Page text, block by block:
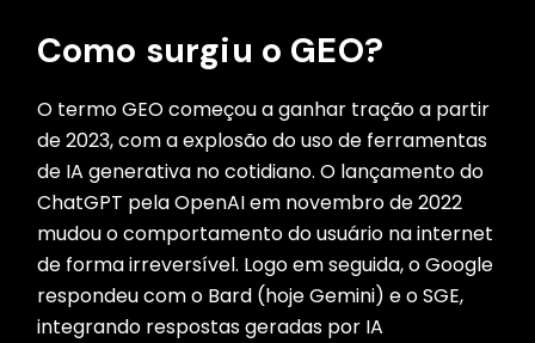
Como surgiu o GEO?
O termo GEO começou a ganhar tração a partir
de 2023, com a explosão do uso de ferramentas
de IA generativa no cotidiano. O lançamento do
ChatGPT pela OpenAI em novembro de 2022
mudou o comportamento do usuário na internet
de forma irreversível. Logo em seguida, o Google
respondeu com o Bard (hoje Gemini) e o SGE,
integrando respostas geradas por IA